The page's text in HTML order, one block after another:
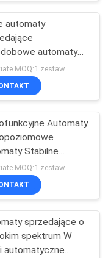
automaty
automaty
Automaty
MOQ:1 zestaw
Automaty
Stabilne
MOQ:1 zestaw
sprzedające o
spektrum W
automatyczne